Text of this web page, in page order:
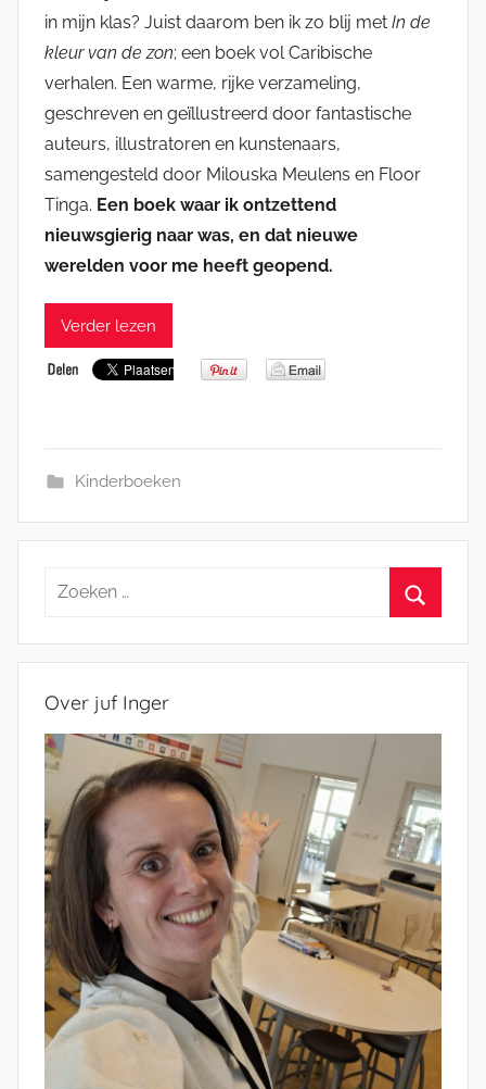
in mijn klas? Juist daarom ben ik zo blij met In de
kleur van de zon; een boek vol Caribische
verhalen. Een warme, rijke verzameling,
geschreven en geïllustreerd door fantastische
auteurs, illustratoren en kunstenaars,
samengesteld door Milouska Meulens en Floor
Tinga. Een boek waar ik ontzettend
nieuwsgierig naar was, en dat nieuwe
werelden voor me heeft geopend.
Verder lezen
Kinderboeken
Zoeken
Over juf Inger